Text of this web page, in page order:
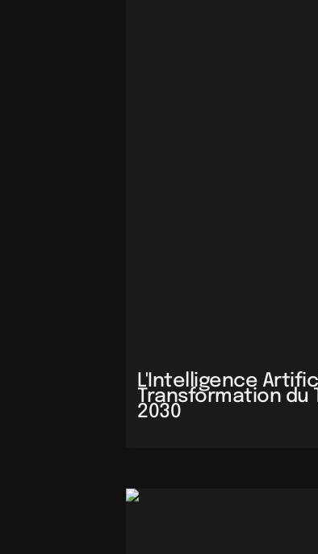
L'Intelligence
Transformation du
2030
Tempête juridique ou menace